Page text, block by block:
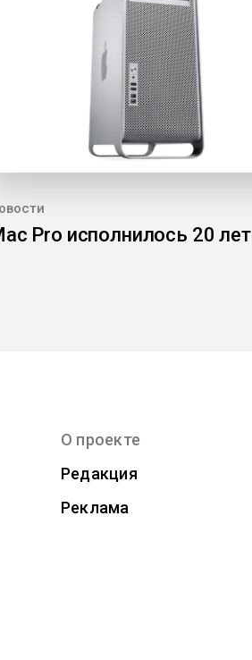
Pro исполнилось 20 лет
О проекте
Редакция
Реклама